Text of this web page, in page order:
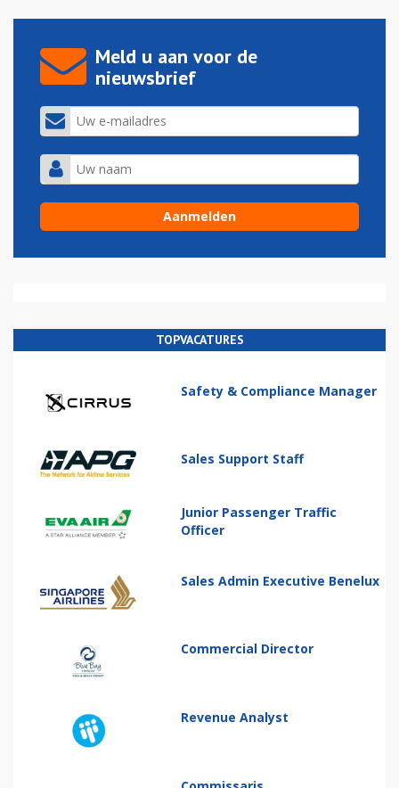
Meld u aan voor de
nieuwsbrief
TOPVACATURES
Safety & Compliance Manager
Sales Support Staff
Junior Passenger Traffic
Officer
Sales Admin Executive Benelux
Commercial Director
Revenue Analyst